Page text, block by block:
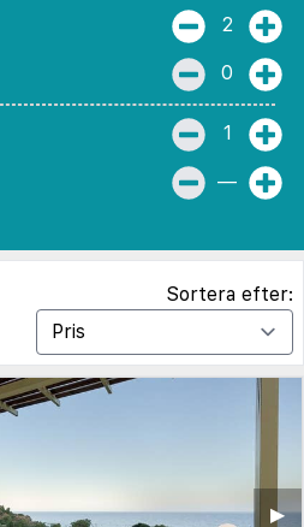
2
0
1
—
Sortera efter:
▶︎